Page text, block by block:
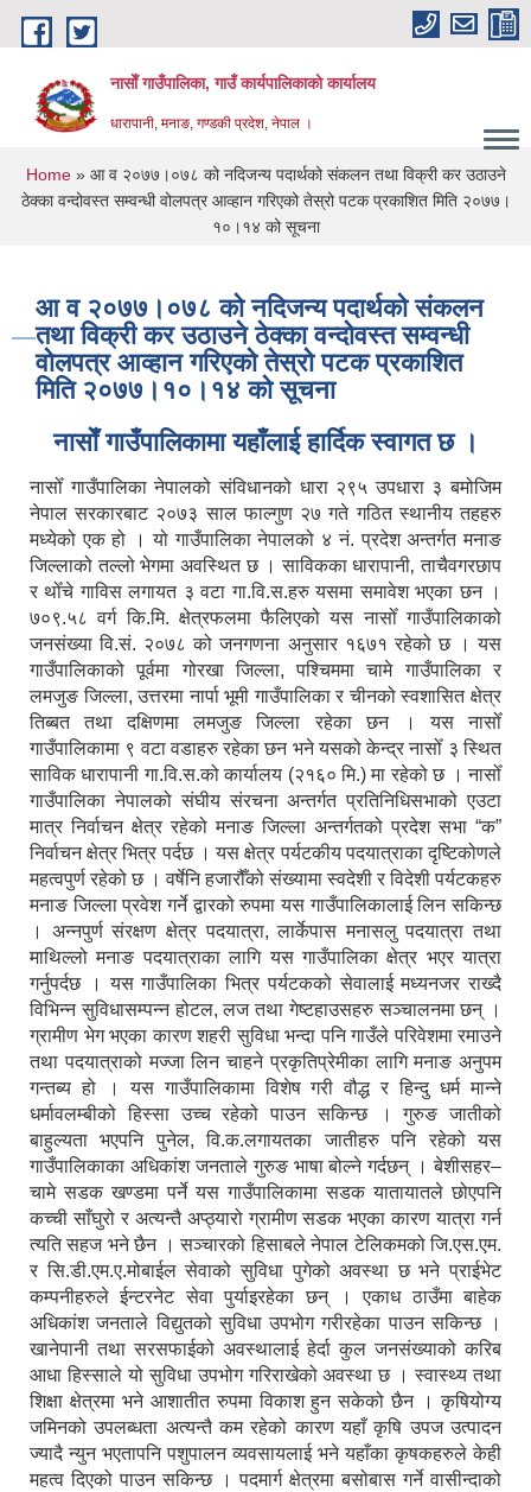
Skip to main content
नासाेँ गाउँपालिका, गाउँ कार्यपालिकाकाे कार्यालय
धारापानी, मनाङ, गण्डकी प्रदेश, नेपाल ।
You are here
Home» आ व २०७७।०७८ को नदिजन्य पदार्थको स‌ंकलन तथा विक्री कर उठाउने
ठेक्का वन्दोवस्त सम्वन्धी वोलपत्र आव्हान गरिएको तेस्रो पटक प्रकाशित मिति २०७७।
१०।१४ को सूचना
आ व २०७७।०७८ को नदिजन्य पदार्थको स‌ंकलन
तथा विक्री कर उठाउने ठेक्का वन्दोवस्त सम्वन्धी
वोलपत्र आव्हान गरिएको तेस्रो पटक प्रकाशित
मिति २०७७।१०।१४ को सूचना
नासाेँ गाउँपालिकामा यहाँलाई हार्दिक स्वागत छ ।
नासोँ गाउँपालिका नेपालको संविधानको धारा २९५ उपधारा ३ बमोजिम
नेपाल सरकारबाट २०७३ साल फाल्गुण २७ गते गठित स्थानीय तहहरु
मध्येको एक हो । यो गाउँपालिका नेपालको ४ नं. प्रदेश अन्तर्गत मनाङ
जिल्लाको तल्लो भेगमा अवस्थित छ । साविकका धारापानी‚ ताचैवगरछाप
र थोँचे गाविस लगायत ३ वटा गा.वि.स.हरु यसमा समावेश भएका छन ।
७०९.५८ वर्ग कि.मि. क्षेत्रफलमा फैलिएको यस नासोँ गाउँपालिकाको
जनसंख्या वि.सं. २०७८ को जनगणना अनुसार १६७१ रहेको छ । यस
गाउँपालिकाको पूर्वमा गोरखा जिल्ला, पश्चिममा चामे गाउँपालिका र
लमजुङ जिल्ला, उत्तरमा नार्पा भूमी गाउँपालिका र चीनको स्वशासित क्षेत्र
तिब्बत तथा दक्षिणमा लमजुङ जिल्ला रहेका छन । यस नासोँ
गाउँपालिकामा ९ वटा वडाहरु रहेका छन भने यसको केन्द्र नासोँ ३ स्थित
साविक धारापानी गा.वि.स.को कार्यालय (२१६० मि.) मा रहेको छ । नासोँ
गाउँपालिका नेपालको संघीय संरचना अन्तर्गत प्रतिनिधिसभाको एउटा
मात्र निर्वाचन क्षेत्र रहेको मनाङ जिल्ला अन्तर्गतको प्रदेश सभा “क”
निर्वाचन क्षेत्र भित्र पर्दछ । यस क्षेत्र पर्यटकीय पदयात्राका दृष्टिकोणले
महत्वपुर्ण रहेको छ । वर्षेनि हजारौँको संख्यामा स्वदेशी र विदेशी पर्यटकहरु
मनाङ जिल्ला प्रवेश गर्ने द्वारको रुपमा यस गाउँपालिकालाई लिन सकिन्छ
। अन्नपुर्ण संरक्षण क्षेत्र पदयात्रा, लार्केपास मनासलु पदयात्रा तथा
माथिल्लो मनाङ पदयात्राका लागि यस गाउँपालिका क्षेत्र भएर यात्रा
गर्नुपर्दछ । यस गाउँपालिका भित्र पर्यटकको सेवालाई मध्यनजर राख्दै
विभिन्न सुविधासम्पन्न होटल, लज तथा गेष्टहाउसहरु सञ्चालनमा छन् ।
ग्रामीण भेग भएका कारण शहरी सुविधा भन्दा पनि गाउँले परिवेशमा रमाउने
तथा पदयात्राको मज्जा लिन चाहने प्रकृतिप्रेमीका लागि मनाङ अनुपम
गन्तब्य हो । यस गाउँपालिकामा विशेष गरी वौद्ध र हिन्दु धर्म मान्ने
धर्मावलम्बीको हिस्सा उच्च रहेको पाउन सकिन्छ । गुरुङ जातीको
बाहुल्यता भएपनि पुनेल, वि.क.लगायतका जातीहरु पनि रहेको यस
गाउँपालिकाका अधिकांश जनताले गुरुङ भाषा बोल्ने गर्दछन् । बेशीसहर–
चामे सडक खण्डमा पर्ने यस गाउँपालिकामा सडक यातायातले छोएपनि
कच्ची साँघुरो र अत्यन्तै अप्ठ्यारो ग्रामीण सडक भएका कारण यात्रा गर्न
त्यति सहज भने छैन । सञ्चारको हिसाबले नेपाल टेलिकमको जि.एस.एम.
र सि.डी.एम.ए.मोबाईल सेवाको सुविधा पुगेको अवस्था छ भने प्राईभेट
कम्पनीहरुले ईन्टरनेट सेवा पुर्याइरहेका छन् । एकाध ठाउँमा बाहेक
अधिकांश जनताले विद्युतको सुविधा उपभोग गरीरहेका पाउन सकिन्छ ।
खानेपानी तथा सरसफाईको अवस्थालाई हेर्दा कुल जनसंख्याको करिब
आधा हिस्साले यो सुविधा उपभोग गरिराखेको अवस्था छ । स्वास्थ्य तथा
शिक्षा क्षेत्रमा भने आशातीत रुपमा विकाश हुन सकेको छैन । कृषियोग्य
जमिनको उपलब्धता अत्यन्तै कम रहेको कारण यहाँ कृषि उपज उत्पादन
ज्यादै न्युन भएतापनि पशुपालन व्यवसायलाई भने यहाँका कृषकहरुले केही
महत्व दिएको पाउन सकिन्छ । पदमार्ग क्षेत्रमा बसोबास गर्ने वासीन्दाको